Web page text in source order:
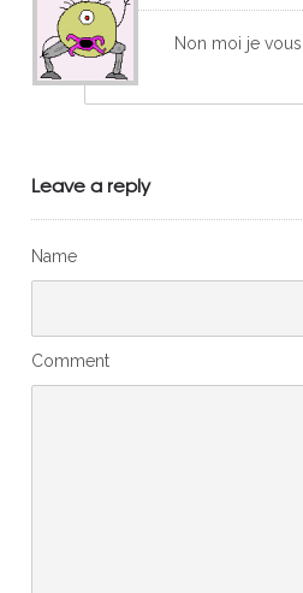
Non moi je
Leave a reply
Name
Comment